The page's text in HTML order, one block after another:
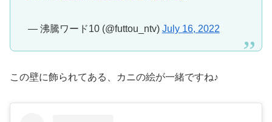
— 沸騰ワード10 (@futtou_ntv) July 16, 2022
この壁に飾られてある、カニの絵が一緒ですね♪